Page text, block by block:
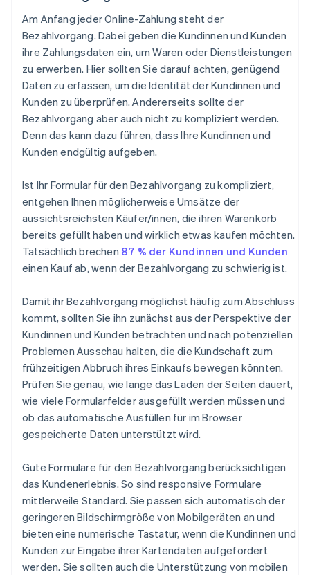
Am Anfang jeder Online-Zahlung steht der
Bezahlvorgang. Dabei geben die Kundinnen und Kunden
ihre Zahlungsdaten ein, um Waren oder Dienstleistungen
zu erwerben. Hier sollten Sie darauf achten, genügend
Daten zu erfassen, um die Identität der Kundinnen und
Kunden zu überprüfen. Andererseits sollte der
Bezahlvorgang aber auch nicht zu kompliziert werden.
Denn das kann dazu führen, dass Ihre Kundinnen und
Kunden endgültig aufgeben.
Ist Ihr Formular für den Bezahlvorgang zu kompliziert,
entgehen Ihnen möglicherweise Umsätze der
aussichtsreichsten Käufer/innen, die ihren Warenkorb
bereits gefüllt haben und wirklich etwas kaufen möchten.
Tatsächlich brechen 87 % der Kundinnen und Kunden
einen Kauf ab, wenn der Bezahlvorgang zu schwierig ist.
Damit ihr Bezahlvorgang möglichst häufig zum Abschluss
kommt, sollten Sie ihn zunächst aus der Perspektive der
Kundinnen und Kunden betrachten und nach potenziellen
Problemen Ausschau halten, die die Kundschaft zum
frühzeitigen Abbruch ihres Einkaufs bewegen könnten.
Prüfen Sie genau, wie lange das Laden der Seiten dauert,
wie viele Formularfelder ausgefüllt werden müssen und
ob das automatische Ausfüllen für im Browser
gespeicherte Daten unterstützt wird.
Gute Formulare für den Bezahlvorgang berücksichtigen
das Kundenerlebnis. So sind responsive Formulare
mittlerweile Standard. Sie passen sich automatisch der
geringeren Bildschirmgröße von Mobilgeräten an und
bieten eine numerische Tastatur, wenn die Kundinnen und
Kunden zur Eingabe ihrer Kartendaten aufgefordert
werden. Sie sollten auch die Unterstützung von mobilen